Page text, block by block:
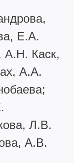
Е.А.
А.Н. Каск,
А.А.
Л.В.
А.В.